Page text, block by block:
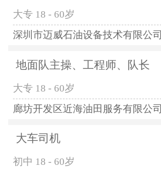
大专 18 - 60岁
深圳市迈威石油设备技术有限公司
地面队主操、工程师、队长
大专 18 - 60岁
廊坊开发区近海油田服务有限公司
大车司机
初中 18 - 60岁